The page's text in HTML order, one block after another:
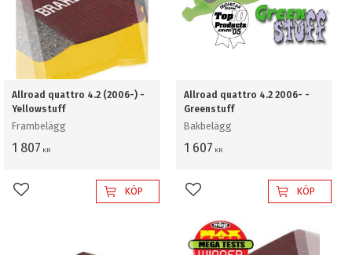
Allroad quattro 4.2 (2006-) -
Yellowstuff
Frambelägg
1 807 KR
Lägg till i favoriterKÖP
Allroad quattro 4.2 2006- -
Greenstuff
Bakbelägg
1 607 KR
Lägg till i favoriterKÖP